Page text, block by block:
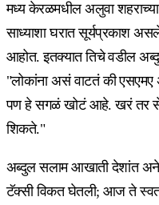
मध्य केरळमधील अलुवा
साध्याशा घरात सूर्यप्रकाश
आहोत. इतक्यात तिचे वडील
"लोकांना असं वाटतं की एसएमए
पण हे सगळं खोटं आहे. खरं तर
शिकते."
अब्दुल सलाम आखाती देशांत
टॅक्सी विकत घेतली; आज ते स्वतः